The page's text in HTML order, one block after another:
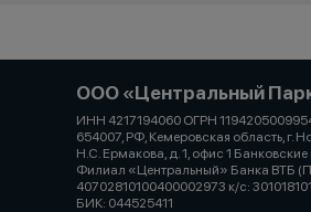
ООО «Центральный
ИНН 4217194060 ОГРН
654007, РФ, Кемеровская область, г.
Н.С. Ермакова, д. 1, офис 1 Банковские
Филиал «Центральный» Банка ВТБ
40702810100400002973 к/с:
БИК: 044525411